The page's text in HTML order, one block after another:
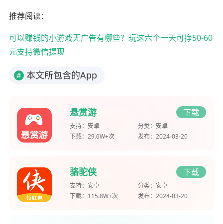
推荐阅读：
可以赚钱的小游戏无广告有哪些？玩这六个一天可挣50-60
元支持微信提现
# 本文所包含的App
悬赏游 下载
支持： 安卓 分类： 安卓
下载： 29.6W+次 发布： 2024-03-20
骆驼侠 下载
支持： 安卓 分类： 安卓
下载： 115.8W+次 发布： 2024-03-20